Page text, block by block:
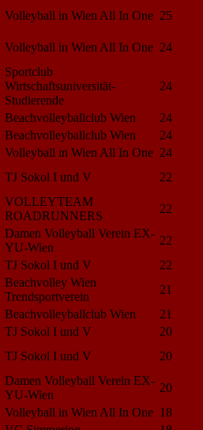
Volleyball in Wien All In One 25
Volleyball in Wien All In One 24
Sportclub
Wirtschaftsuniversität-
Studierende
24
Beachvolleyballclub Wien
24
Beachvolleyballclub Wien
24
Volleyball in Wien All In One 24
TJ Sokol I und V 22
VOLLEYTEAM
ROADRUNNERS
22
Damen Volleyball Verein EX-
YU-Wien
22
TJ Sokol I und V
22
Beachvolley Wien
Trendsportverein
21
Beachvolleyballclub Wien
21
TJ Sokol I und V
20
TJ Sokol I und V 20
Damen Volleyball Verein EX-
YU-Wien
20
Volleyball in Wien All In One 18